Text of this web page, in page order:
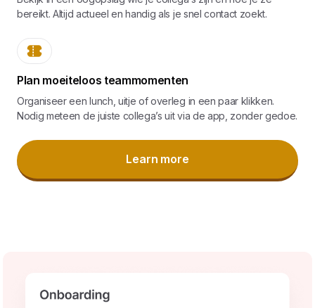
bereikt. Altijd actueel en handig als je snel contact zoekt.
Plan moeiteloos teammomenten
Organiseer een lunch, uitje of overleg in een paar klikken.
Nodig meteen de juiste collega’s uit via de app, zonder gedoe.
Learn more